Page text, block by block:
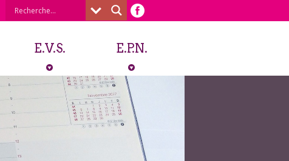
E.V.S. E.P.N.